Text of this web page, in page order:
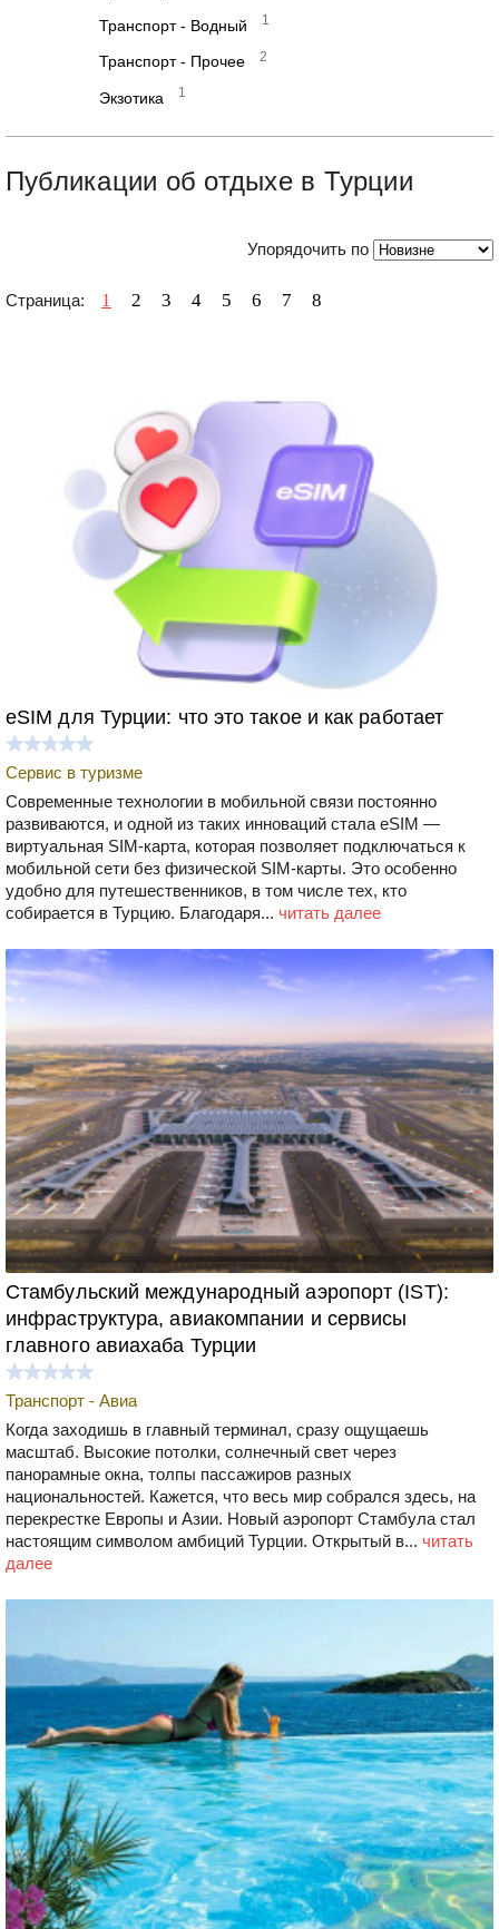
Транспорт - Водный 1
Транспорт - Прочее 2
Экзотика 1
Публикации об отдыхе в Турции
Упорядочить по
Страница: 1 2 3 4 5 6 7 8
eSIM для Турции: что это такое и как работает
Сервис в туризме
Современные технологии в мобильной связи постоянно
развиваются, и одной из таких инноваций стала eSIM —
виртуальная SIM-карта, которая позволяет подключаться к
мобильной сети без физической SIM-карты. Это особенно
удобно для путешественников, в том числе тех, кто
собирается в Турцию. Благодаря... читать далее
Стамбульский международный аэропорт (IST):
инфраструктура, авиакомпании и сервисы
главного авиахаба Турции
Транспорт - Авиа
Когда заходишь в главный терминал, сразу ощущаешь
масштаб. Высокие потолки, солнечный свет через
панорамные окна, толпы пассажиров разных
национальностей. Кажется, что весь мир собрался здесь, на
перекрестке Европы и Азии. Новый аэропорт Стамбула стал
настоящим символом амбиций Турции. Открытый в... читать
далее